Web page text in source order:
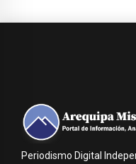
Periodismo Digital